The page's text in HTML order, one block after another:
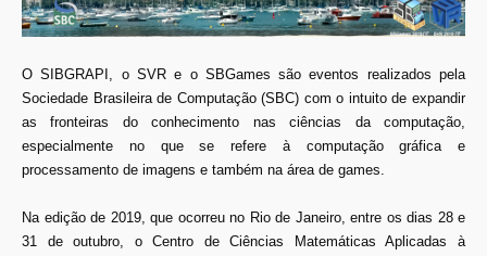
O SIBGRAPI, o SVR e o SBGames são eventos realizados pela
Sociedade Brasileira de Computação (SBC) com o intuito de expandir
as fronteiras do conhecimento nas ciências da computação,
especialmente no que se refere à computação gráfica e
processamento de imagens e também na área de games.
Na edição de 2019, que ocorreu no Rio de Janeiro, entre os dias 28 e
31 de outubro, o Centro de Ciências Matemáticas Aplicadas à